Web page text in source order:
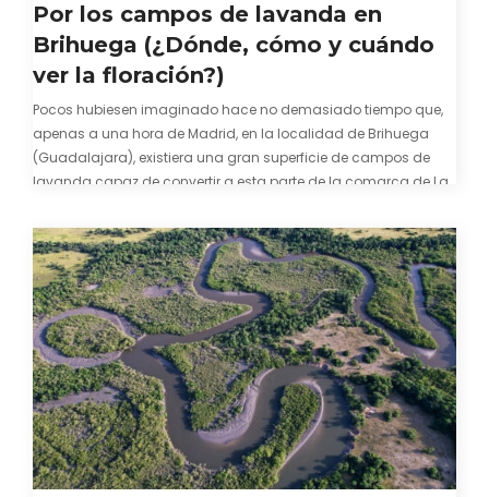
Por los campos de lavanda en
Brihuega (¿Dónde, cómo y cuándo
ver la floración?)
Pocos hubiesen imaginado hace no demasiado tiempo que,
apenas a una hora de Madrid, en la localidad de Brihuega
(Guadalajara), existiera una gran superficie de campos de
lavanda capaz de convertir a esta parte de la comarca de La